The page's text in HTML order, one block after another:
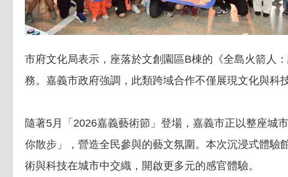
市府文化局表示，座落於文創園區B棟的《全島火箭人
務。嘉義市政府強調，此類跨域合作不僅展現文化與科
隨著5月「2026嘉義藝術節」登場，嘉義市正以整座城
你散步」，營造全民參與的藝文氛圍。本次沉浸式體
術與科技在城市中交織，開啟更多元的感官體驗。